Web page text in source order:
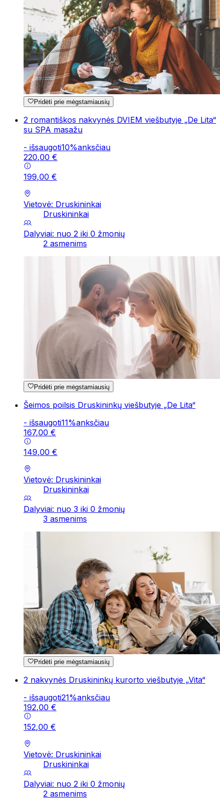
Pridėti prie mėgstamiausių
2 romantiškos nakvynės DVIEM viešbutyje „De Lita“
su SPA masažu
- išsaugoti10%anksčiau
220,00 €
199,00 €
Vietovė: Druskininkai
Druskininkai
Dalyviai: nuo 2 iki 0 žmonių
2 asmenims
Pridėti prie mėgstamiausių
Šeimos poilsis Druskininkų viešbutyje „De Lita“
- išsaugoti11%anksčiau
167,00 €
149,00 €
Vietovė: Druskininkai
Druskininkai
Dalyviai: nuo 3 iki 0 žmonių
3 asmenims
Pridėti prie mėgstamiausių
2 nakvynės Druskininkų kurorto viešbutyje „Vita“
- išsaugoti21%anksčiau
192,00 €
152,00 €
Vietovė: Druskininkai
Druskininkai
Dalyviai: nuo 2 iki 0 žmonių
2 asmenims